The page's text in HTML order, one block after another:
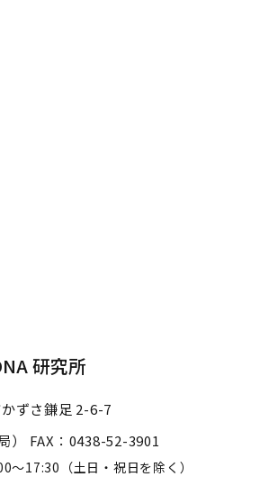
研究所
ずさ鎌足 2-6-7
） FAX：0438-52-3901
～17:30 （土日・祝日を除く）